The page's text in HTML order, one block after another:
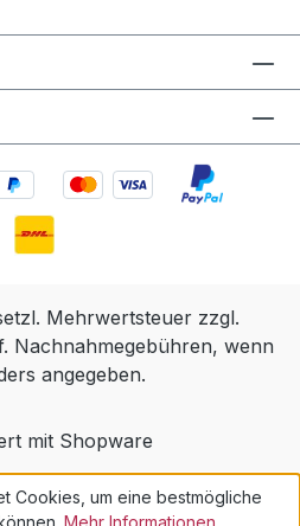
Mehrwertsteuer zzgl.
Nachnahmegebühren, wenn
angegeben.
mit Shopware
Cookies, um eine bestmögliche
Mehr Informationen ...